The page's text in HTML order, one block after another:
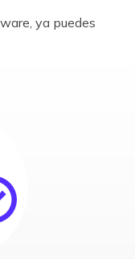
ya puedes